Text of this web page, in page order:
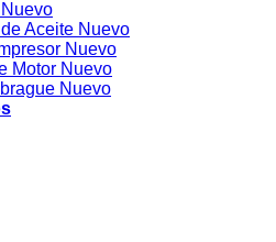
Aceite Nuevo
Nuevo
Motor Nuevo
Nuevo